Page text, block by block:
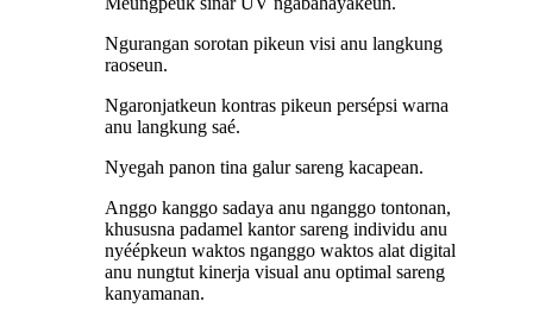
Ngurangan sorotan pikeun visi anu langkung
raoseun.
Ngaronjatkeun kontras pikeun persépsi warna
anu langkung saé.
Nyegah panon tina galur sareng kacapean.
Anggo kanggo sadaya anu nganggo tontonan,
khususna padamel kantor sareng individu anu
nyéépkeun waktos nganggo waktos alat digital
anu nungtut kinerja visual anu optimal sareng
kanyamanan.